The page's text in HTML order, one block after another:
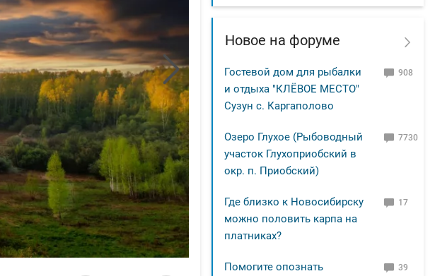
Новое на форуме
Гостевой дом для рыбалки
и отдыха "КЛЁВОЕ МЕСТО"
Сузун с. Каргаполово
908
Озеро Глухое (Рыбоводный
участок Глухоприобский в
окр. п. Приобский)
7730
Где близко к Новосибирску
можно половить карпа на
платниках?
17
Помогите опознать
39